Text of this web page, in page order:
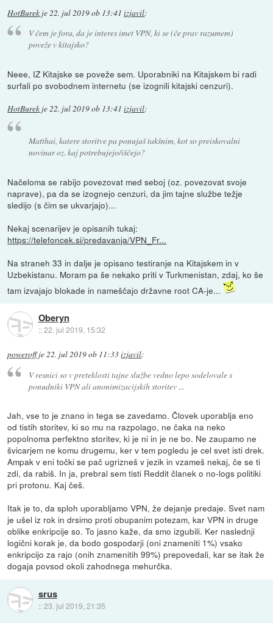
HotBurek je22. jul 2019 ob 13:41 izjavil:
V čem je fora, da je interes imet VPN, ki se (če prav razumem)
poveže v kitajsko?
Neee, IZ Kitajske se poveže sem. Uporabniki na Kitajskem bi radi
surfali po svobodnem internetu (se izognili kitajski cenzuri).
HotBurek je22. jul 2019 ob 13:41 izjavil:
Matthai, katere storitve pa ponujaš takšnim, kot so preiskovalni
novinar oz. kaj potrebujejo/iščejo?
Načeloma se rabijo povezovat med seboj (oz. povezovat svoje
naprave), pa da se izognejo cenzuri, da jim tajne službe težje
sledijo (s čim se ukvarjajo)...
Nekaj scenarijev je opisanih tukaj:
https://telefoncek.si/predavanja/VPN_Fr...
Na straneh 33 in dalje je opisano testiranje na Kitajskem in v
Uzbekistanu. Moram pa še nekako priti v Turkmenistan, zdaj, ko še
tam izvajajo blokade in nameščajo državne root CA-je...
Oberyn
::22. jul 2019, 15:32
poweroffje22. jul 2019 ob 11:33izjavil:
V resnici so v preteklosti tajne službe vedno lepo sodelovale s
ponudniki VPN ali anonimizacijskih storitev ...
Jah, vse to je znano in tega se zavedamo. Človek uporablja eno
od tistih storitev, ki so mu na razpolago, ne čaka na neko
popolnoma perfektno storitev, ki je ni in je ne bo. Ne zaupamo ne
švicarjem ne komu drugemu, ker v tem pogledu je cel svet isti drek.
Ampak v eni točki se pač ugrizneš v jezik in vzameš nekaj, če se ti
zdi, da rabiš. In ja, prebral sem tisti Reddit članek o no-logs politiki
pri protonu. Kaj češ.
Itak je to, da sploh uporabljamo VPN, že dejanje predaje. Svet nam
je ušel iz rok in drsimo proti obupanim potezam, kar VPN in druge
oblike enkripcije so. To jasno kaže, da smo izgubili. Ker naslednji
logični korak je, da bodo gospodarji (oni znameniti 1%) vsako
enkripcijo za rajo (onih znamenitih 99%) prepovedali, kar se itak že
dogaja povsod okoli zahodnega mehurčka.
srus
::23. jul 2019, 21:35